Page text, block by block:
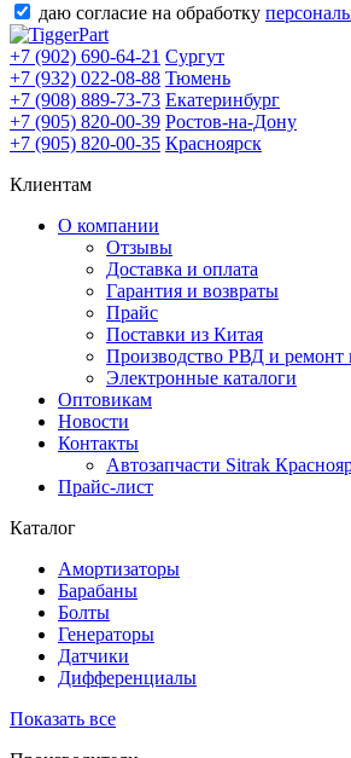
даю согласие на обработку
+7 (902) 690-64-21 Сургут
+7 (932) 022-08-88 Тюмень
+7 (908) 889-73-73 Екатеринбург
+7 (905) 820-00-39 Ростов-на-Дону
+7 (905) 820-00-35 Красноярск
Клиентам
О компании
Отзывы
Доставка и оплата
Гарантия и возвраты
Прайс
Поставки из Китая
Производство РВД и ремонт
Электронные каталоги
Оптовикам
Новости
Контакты
Автозапчасти Sitrak
Прайс-лист
Каталог
Амортизаторы
Барабаны
Болты
Генераторы
Датчики
Дифференциалы
Показать все